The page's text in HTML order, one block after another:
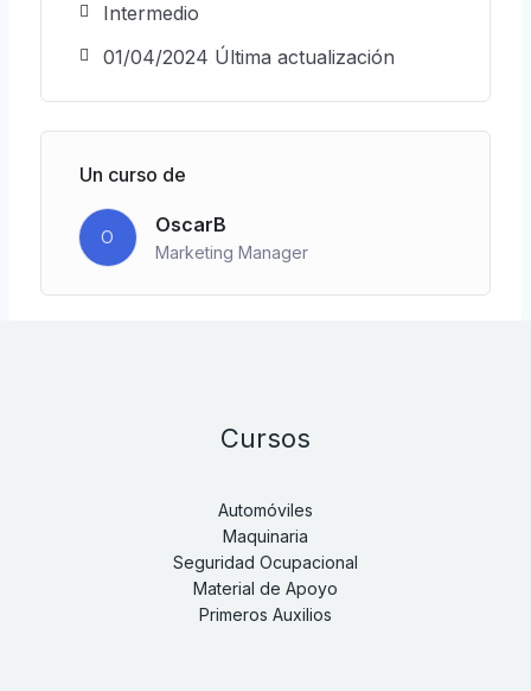
Intermedio
01/04/2024 Última actualización
Un curso de
O
OscarB
Marketing Manager
Cursos
Automóviles
Maquinaria
Seguridad Ocupacional
Material de Apoyo
Primeros Auxilios